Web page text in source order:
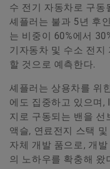
수 전기 자동차로 구
셰플러는 불과 5년 후
는 비중이 60%에서
기자동차 및 수소 전지
할 것으로 예측한다.
셰플러는 상용차를 위
에도 집중하고 있으며
지로 구동되는 밴을 선
액슬, 연료전지 스택
자체 개발 품으로, 개
의 노하우를 확충해 왔